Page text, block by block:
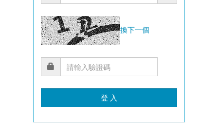
換下一個
登 入